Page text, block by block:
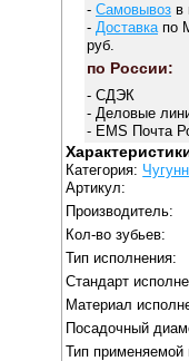
- Самовывозв
- Доставкапо
руб.
по России:
- СДЭК
- Деловые
- EMS Почта
Категория:
Артикул:
Производитель:
Кол-во зубьев:
Тип исполнения:
Стандарт
Материал
Посадочный
Тип применяемой